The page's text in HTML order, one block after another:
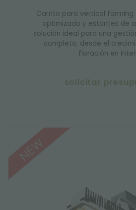
Carrito para vertical farming
optimizado y estantes de
solución ideal para una
completo, desde el
floración en
solicitar